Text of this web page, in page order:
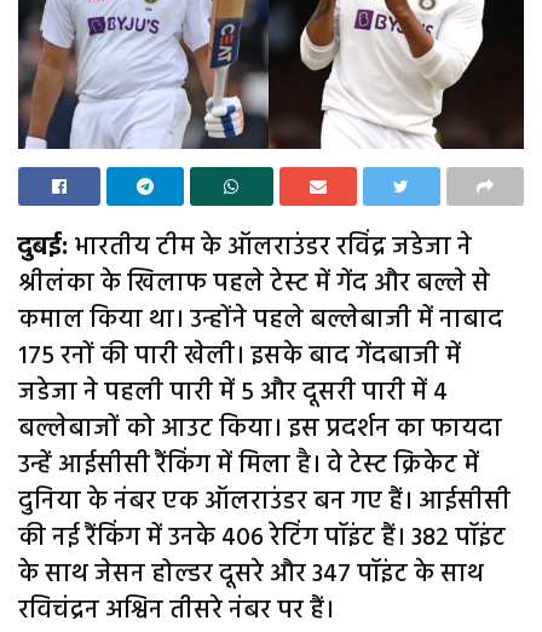
दुबई:भारतीय टीम के ऑलराउंडर रविंद्र जडेजा ने
श्रीलंका के खिलाफ पहले टेस्ट में गेंद और बल्ले से
कमाल किया था। उन्होंने पहले बल्लेबाजी में नाबाद
175 रनों की पारी खेली। इसके बाद गेंदबाजी में
जडेजा ने पहली पारी में 5 और दूसरी पारी में 4
बल्लेबाजों को आउट किया। इस प्रदर्शन का फायदा
उन्हें आईसीसी रैंकिंग में मिला है। वे टेस्ट क्रिकेट में
दुनिया के नंबर एक ऑलराउंडर बन गए हैं। आईसीसी
की नई रैंकिंग में उनके 406 रेटिंग पॉइंट हैं। 382 पॉइंट
के साथ जेसन होल्डर दूसरे और 347 पॉइंट के साथ
रविचंद्रन अश्विन तीसरे नंबर पर हैं।